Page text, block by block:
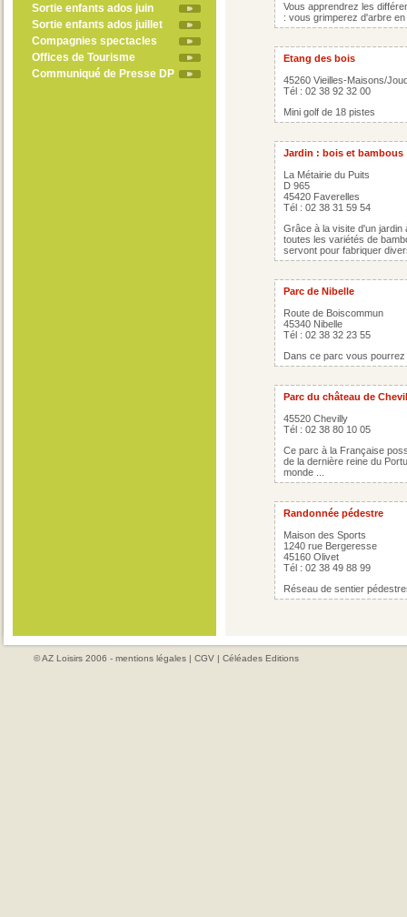
Sortie enfants ados juin
Sortie enfants ados juillet
Compagnies spectacles
Offices de Tourisme
Communiqué de Presse DP
Vous apprendrez les
: vous grimperez d'arbre
Etang des bois
45260 Vieilles-Maisons/
Tél : 02 38 92 32 00
Mini golf de 18 pistes
Jardin : bois et bambous
La Métairie du Puits
D 965
45420 Faverelles
Tél : 02 38 31 59 54
Grâce à la visite d'un
toutes les variétés de
servont pour fabriquer
Parc de Nibelle
Route de Boiscommun
45340 Nibelle
Tél : 02 38 32 23 55
Dans ce parc vous pourrez
Parc du château de
45520 Chevilly
Tél : 02 38 80 10 05
Ce parc à la Française
de la dernière reine du
monde ...
Randonnée pédestre
Maison des Sports
1240 rue Bergeresse
45160 Olivet
Tél : 02 38 49 88 99
Réseau de sentier
© AZ Loisirs 2006 - mentions légales | CGV | Céléades Editions